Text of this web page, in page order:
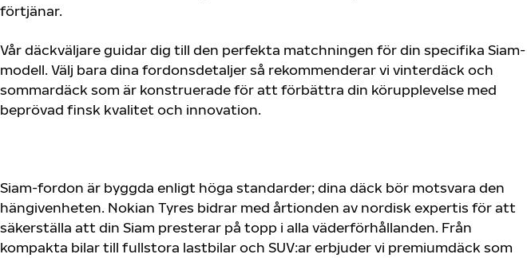
förtjänar.
Vår däckväljare guidar dig till den perfekta matchningen för din specifika Siam-
modell. Välj bara dina fordonsdetaljer så rekommenderar vi vinterdäck och
sommardäck som är konstruerade för att förbättra din körupplevelse med
beprövad finsk kvalitet och innovation.
Siam-fordon är byggda enligt höga standarder; dina däck bör motsvara den
hängivenheten. Nokian Tyres bidrar med årtionden av nordisk expertis för att
säkerställa att din Siam presterar på topp i alla väderförhållanden. Från
kompakta bilar till fullstora lastbilar och SUV:ar erbjuder vi premiumdäck som